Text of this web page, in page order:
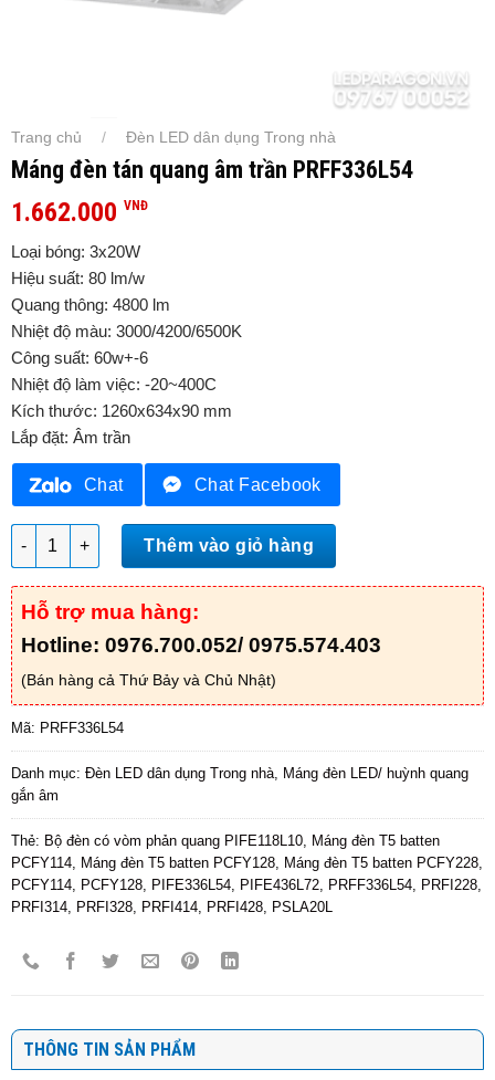
Trang chủ / Đèn LED dân dụng Trong nhà
Máng đèn tán quang âm trần PRFF336L54
1.662.000 VNĐ
Loại bóng: 3x20W
Hiệu suất: 80 lm/w
Quang thông: 4800 lm
Nhiệt độ màu: 3000/4200/6500K
Công suất: 60w+-6
Nhiệt độ làm việc: -20~400C
Kích thước: 1260x634x90 mm
Lắp đặt: Âm trần
Chat Chat Facebook
Máng đèn tán quang âm trần PRFF336L54 số lượng
Thêm vào giỏ hàng
Hỗ trợ mua hàng:
Hotline: 0976.700.052/ 0975.574.403
(Bán hàng cả Thứ Bảy và Chủ Nhật)
Mã: PRFF336L54
Danh mục: Đèn LED dân dụng Trong nhà
Máng đèn LED/ huỳnh quang
gắn âm
Thẻ: Bộ đèn có vòm phản quang PIFE118L10
Máng đèn T5 batten
PCFY114
Máng đèn T5 batten PCFY128 Máng đèn T5 batten PCFY228
PCFY114
PCFY128 PIFE336L54 PIFE436L72 PRFF336L54 PRFI228
PRFI314
PRFI328 PRFI414 PRFI428 PSLA20L
THÔNG TIN SẢN PHẨM